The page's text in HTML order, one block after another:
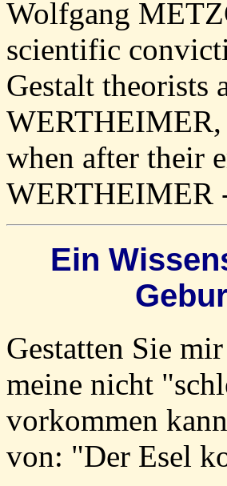
Wolfgang
scientific
Gestalt theorists
when after their
WERTHEIMER
Ein
Gestatten Sie
meine nicht
vorkommen
von: "Der Esel